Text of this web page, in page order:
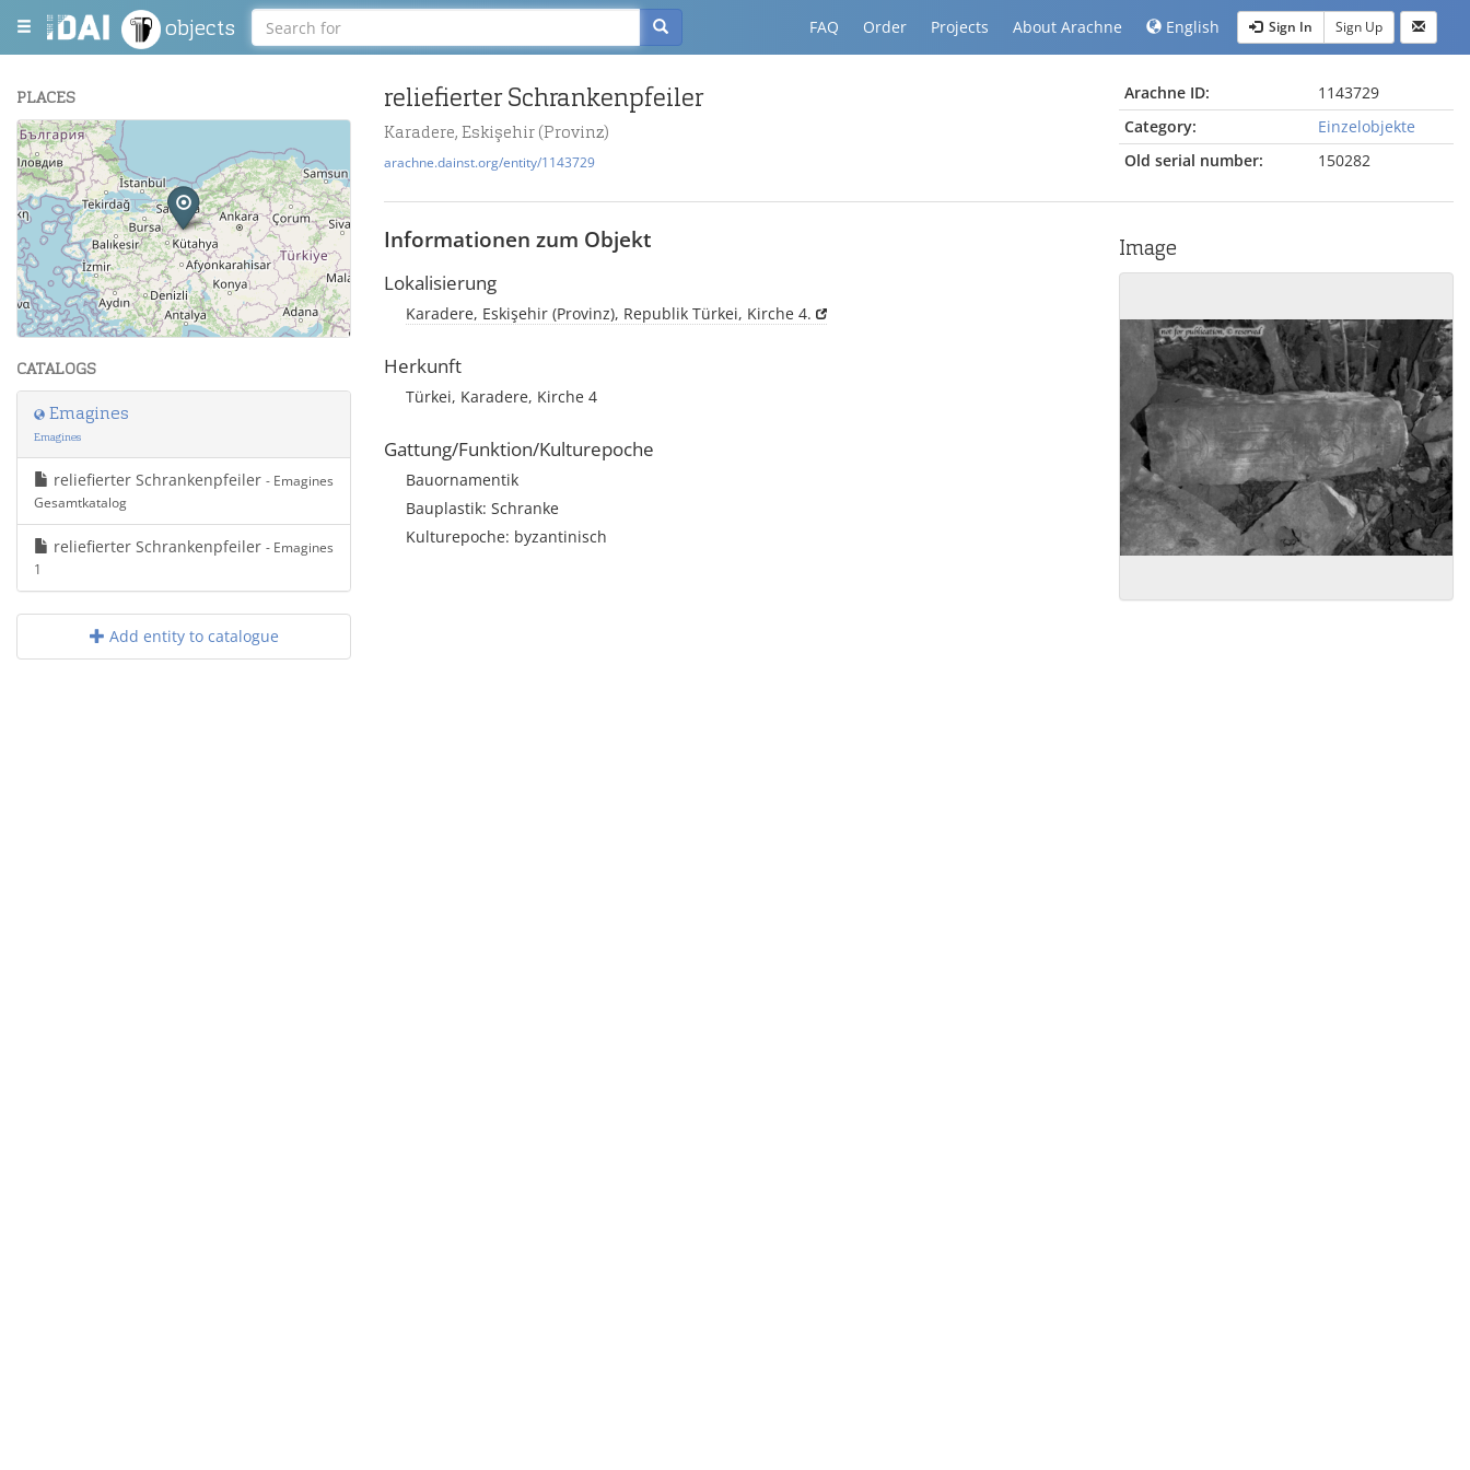
objects FAQ Order Projects About Arachne English Sign In Sign Up
PLACES
+
−
Leaflet| Maps and Data ©OpenStreetMap.
CATALOGS
Emagines
Emagines
reliefierter Schrankenpfeiler - Emagines
Gesamtkatalog
reliefierter Schrankenpfeiler - Emagines
1
Add entity to catalogue
reliefierter Schrankenpfeiler
Karadere, Eskişehir (Provinz)
arachne.dainst.org/entity/1143729
Arachne ID:
1143729
Category:
Einzelobjekte
Old serial number:
150282
Informationen zum Objekt
Lokalisierung
Karadere, Eskişehir (Provinz), Republik Türkei, Kirche 4.
Herkunft
Türkei, Karadere, Kirche 4
Gattung/Funktion/Kulturepoche
Bauornamentik
Bauplastik: Schranke
Kulturepoche: byzantinisch
Image